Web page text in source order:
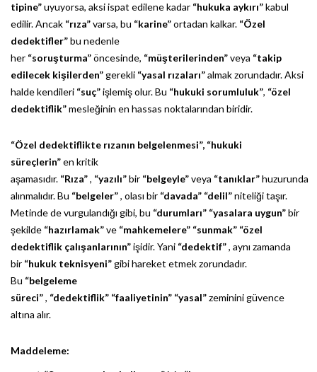
tipine”uyuyorsa, aksi ispat edilene kadar “hukuka aykırı”kabul
edilir. Ancak “rıza”varsa, bu “karine”ortadan kalkar. “Özel
dedektifler”bu nedenle
her “soruşturma”öncesinde, “müşterilerinden”veya “takip
edilecek kişilerden”gerekli “yasal rızaları”almak zorundadır. Aksi
halde kendileri “suç”işlemiş olur. Bu “hukuki sorumluluk”, “özel
dedektiflik”mesleğinin en hassas noktalarından biridir.
“Özel dedektiflikte rızanın belgelenmesi”, “hukuki
süreçlerin”en kritik
aşamasıdır. “Rıza”, “yazılı”bir “belgeyle”veya “tanıklar”huzurunda
alınmalıdır. Bu “belgeler”, olası bir “davada” “delil”niteliği taşır.
Metinde de vurgulandığı gibi, bu “durumları” “yasalara uygun”bir
şekilde “hazırlamak”ve “mahkemelere” “sunmak” “özel
dedektiflik çalışanlarının”işidir. Yani “dedektif”, aynı zamanda
bir “hukuk teknisyeni”gibi hareket etmek zorundadır.
Bu “belgeleme
süreci”, “dedektiflik” “faaliyetinin” “yasal”zeminini güvence
altına alır.
Maddeleme: